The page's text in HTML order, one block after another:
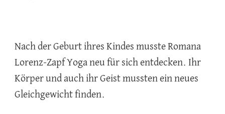
Nach der Geburt ihres Kindes musste Romana
Lorenz-Zapf Yoga neu für sich entdecken. Ihr
Körper und auch ihr Geist mussten ein neues
Gleichgewicht finden.